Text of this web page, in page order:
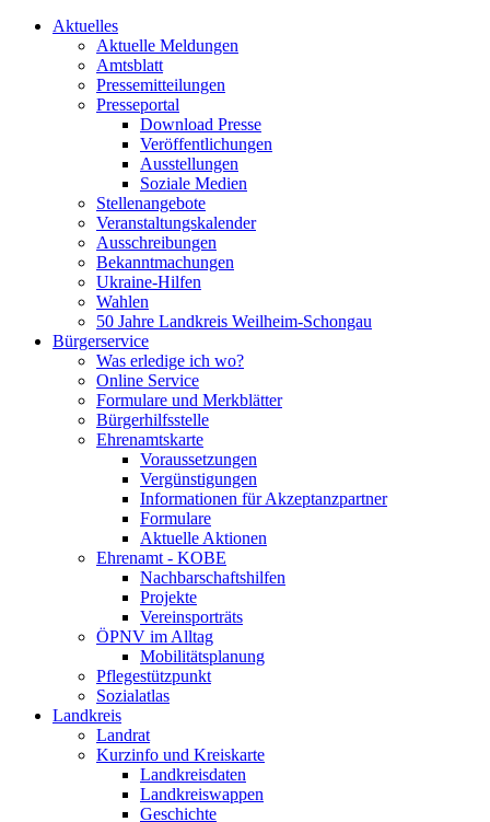
Aktuelles
Aktuelle Meldungen
Amtsblatt
Pressemitteilungen
Presseportal
Download Presse
Veröffentlichungen
Ausstellungen
Soziale Medien
Stellenangebote
Veranstaltungskalender
Ausschreibungen
Bekanntmachungen
Ukraine-Hilfen
Wahlen
50 Jahre Landkreis Weilheim-Schongau
Bürgerservice
Was erledige ich wo?
Online Service
Formulare und Merkblätter
Bürgerhilfsstelle
Ehrenamtskarte
Voraussetzungen
Vergünstigungen
Informationen für Akzeptanzpartner
Formulare
Aktuelle Aktionen
Ehrenamt - KOBE
Nachbarschaftshilfen
Projekte
Vereinsporträts
ÖPNV im Alltag
Mobilitätsplanung
Pflegestützpunkt
Sozialatlas
Landkreis
Landrat
Kurzinfo und Kreiskarte
Landkreisdaten
Landkreiswappen
Geschichte